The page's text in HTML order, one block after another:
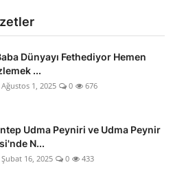
Dünyayı Fethediyor Hemen
...
Ağustos 1, 2025 0 676
Udma Peyniri ve Udma Peynir
N...
Şubat 16, 2025 0 433